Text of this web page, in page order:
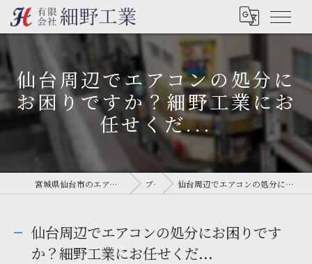
仙台周辺でエアコンの処分に
お困りですか？細野工業にお
任せくだ...
宮城県仙台市のエアコン工事なら有限会社細野工業 ブログ 仙台周辺でエアコンの処分にお困りですか？細野工業にお任せくだ...
仙台周辺でエアコンの処分にお困りです
か？細野工業にお任せくだ...